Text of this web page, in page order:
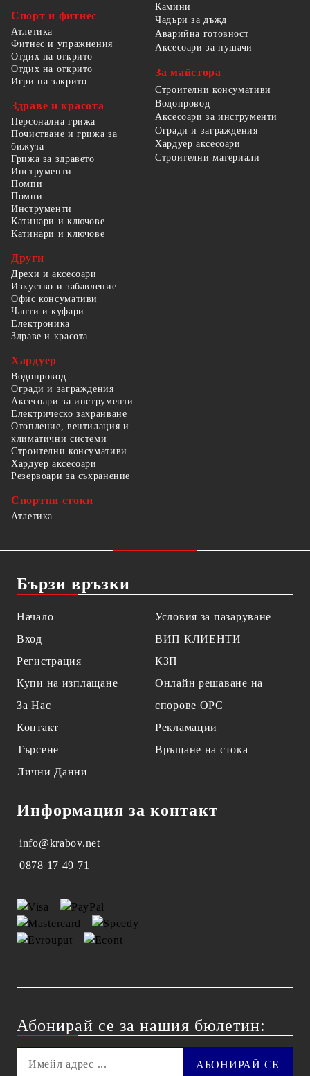
Спорт и фитнес
Атлетика
Фитнес и упражнения
Отдих на открито
Отдих на открито
Игри на закрито
Здраве и красота
Персонална грижа
Почистване и грижа за
бижута
Грижа за здравето
Камини
Чадъри за дъжд
Аварийна готовност
Аксесоари за пушачи
За майстора
Строителни консумативи
Водопровод
Аксесоари за инструменти
Огради и заграждения
Хардуер аксесоари
Строителни материали
Инструменти
Помпи
Помпи
Инструменти
Катинари и ключове
Катинари и ключове
Други
Дрехи и аксесоари
Изкуство и забавление
Офис консумативи
Чанти и куфари
Електроника
Здраве и красота
Хардуер
Водопровод
Огради и заграждения
Аксесоари за инструменти
Електрическо захранване
Отопление, вентилация и
климатични системи
Строителни консумативи
Хардуер аксесоари
Резервоари за съхранение
Спортни стоки
Атлетика
Бързи връзки
Начало
Вход
Регистрация
Купи на изплащане
За Нас
Контакт
Търсене
Лични Данни
Условия за пазаруване
ВИП КЛИЕНТИ
КЗП
Онлайн решаване на
спорове OPC
Рекламации
Връщане на стока
Информация за контакт
info@krabov.net
0878 17 49 71
Абонирай се за нашия бюлетин: